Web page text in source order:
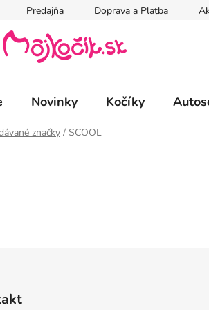
Predajňa Doprava a Platba
Novinky Kočíky
značky / SCOOL